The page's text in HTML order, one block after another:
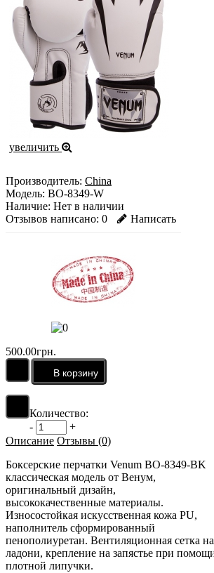
увеличить
Производитель: China
Модель: BO-8349-W
Наличие: Нет в наличии
Отзывов написано: 0 Написать
500.00грн.
Количество:
-
+
Описание Отзывы (0)
Боксерские перчатки Venum BO-8349-BK
классическая модель от Венум,
оригинальный дизайн,
высококачественные материалы.
Износостойкая искусственная кожа PU,
наполнитель сформированный
пенополиуретан. Вентиляционная сетка на
ладони, крепление на запястье при
плотной липучки.